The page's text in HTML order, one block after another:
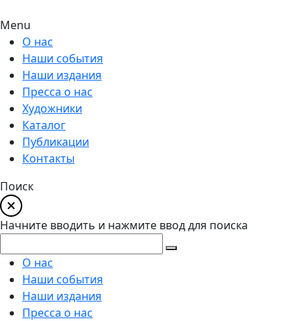
Menu
О нас
Наши события
Наши издания
Пресса о нас
Художники
Каталог
Публикации
Контакты
Поиск
Начните вводить и нажмите ввод для поиска
О нас
Наши события
Наши издания
Пресса о нас